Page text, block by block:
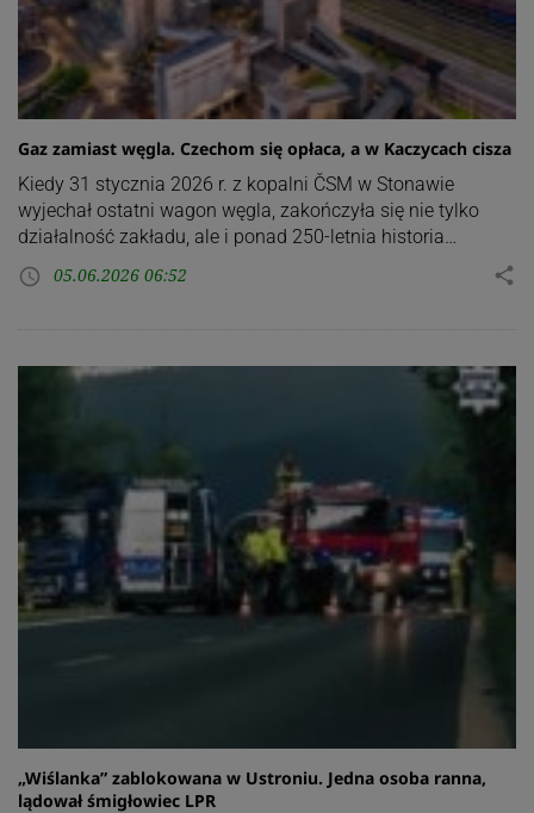
Gaz zamiast węgla. Czechom się opłaca, a w Kaczycach cisza
Kiedy 31 stycznia 2026 r. z kopalni ČSM w Stonawie
wyjechał ostatni wagon węgla, zakończyła się nie tylko
działalność zakładu, ale i ponad 250-letnia historia…
access_time 05.06.2026 06:52 share
„Wiślanka” zablokowana w Ustroniu. Jedna osoba ranna,
lądował śmigłowiec LPR